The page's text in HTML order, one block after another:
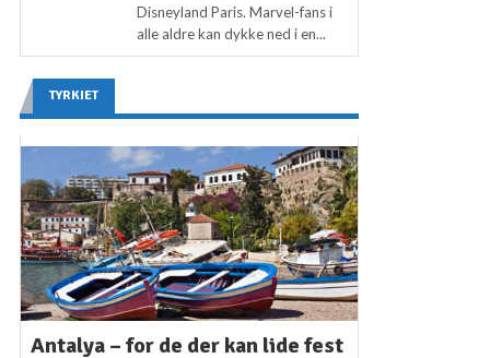
Disneyland Paris. Marvel-fans i
alle aldre kan dykke ned i en...
TYRKIET
Antalya – for de der kan lide fest